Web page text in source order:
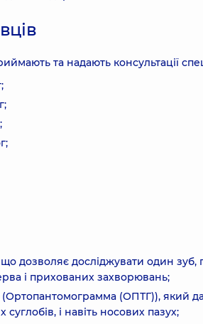
та надають консультації
дозволяє досліджувати один
і прихованих захворювань;
(ОПТГ)), який
і навіть носових пазух;